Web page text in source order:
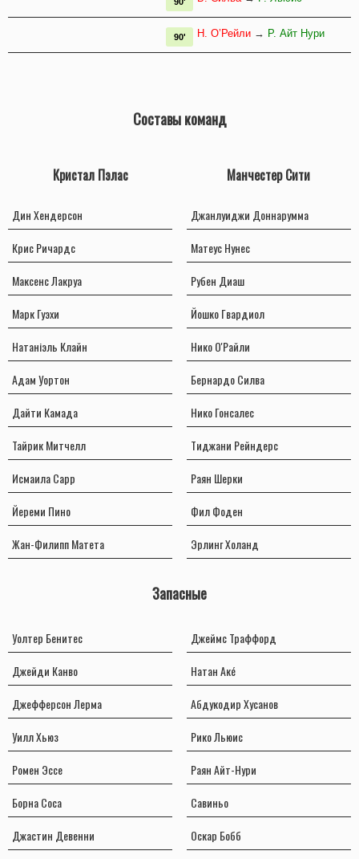
Н. О’Рейли → Р. Айт Нури
90'
Составы команд
Кристал Пэлас
Дин Хендерсон
Крис Ричардс
Максенс Лакруа
Марк Гуэхи
Натаніэль Клайн
Адам Уортон
Дайти Камада
Тайрик Митчелл
Исмаила Сарр
Йереми Пино
Жан-Филипп Матета
Манчестер Сити
Джанлуиджи Доннарумма
Матеус Нунес
Рубен Диаш
Йошко Гвардиол
Нико О'Райли
Бернардо Силва
Нико Гонсалес
Тиджани Рейндерс
Раян Шерки
Фил Фоден
Эрлинг Холанд
Запасные
Уолтер Бенитес
Джейди Канво
Джефферсон Лерма
Уилл Хьюз
Ромен Эссе
Борна Соса
Джастин Девенни
Джеймс Траффорд
Натан Акé
Абдукодир Хусанов
Рико Льюис
Раян Айт-Нури
Савиньо
Оскар Бобб